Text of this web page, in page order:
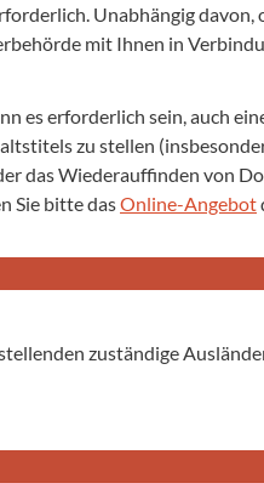
Unabhängig
mit Ihnen in
es erforderlich sein, auch
zu stellen
das Wiederauffinden von
Sie bitte dasOnline-Angebot
zuständige